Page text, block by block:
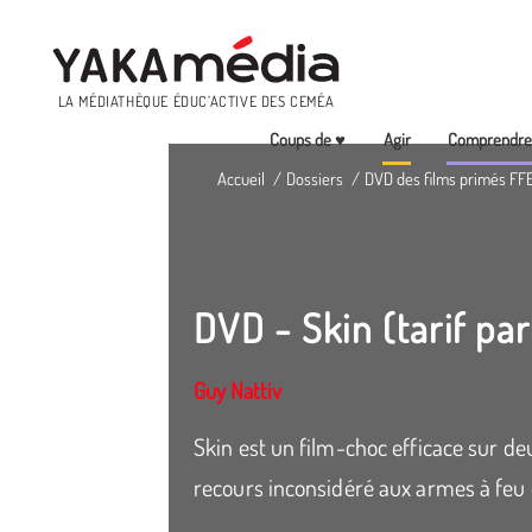
LA MÉDIATHÈQUE ÉDUC’ACTIVE DES CEMÉA
Menu
Coups de ♥ Agir Comprendre
Accueil Dossiers DVD des films primés
DVD - Skin (tarif
Guy Nattiv
Skin est un film-choc efficace sur
recours inconsidéré aux armes à